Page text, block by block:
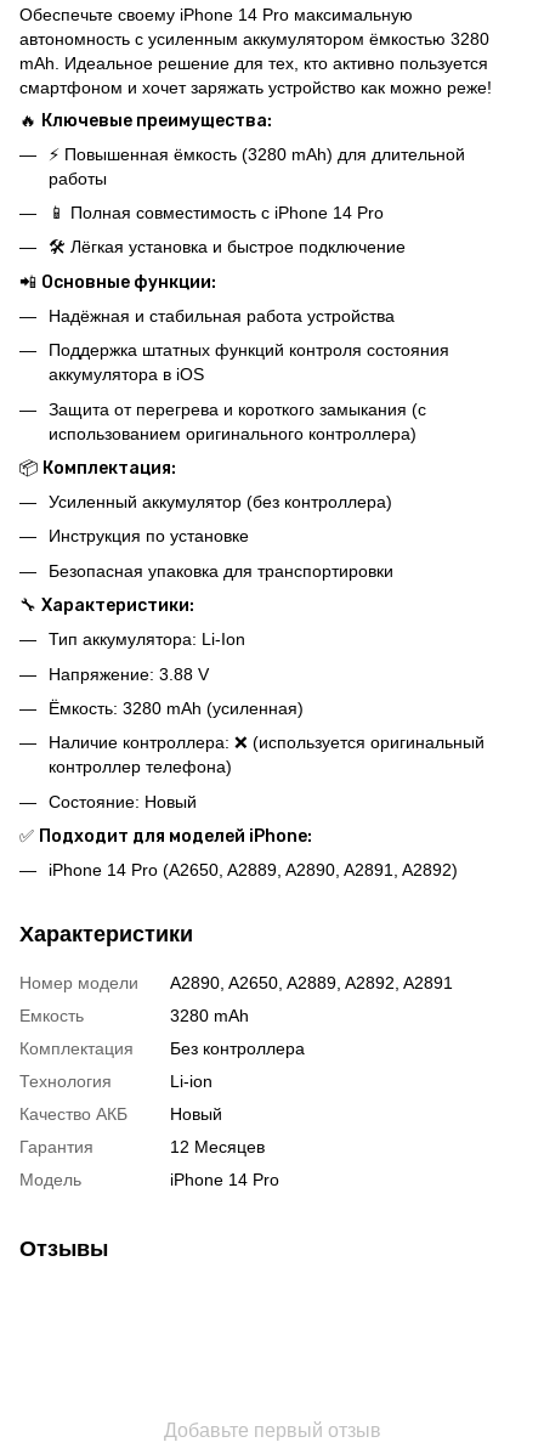
Обеспечьте своему iPhone 14 Pro максимальную
автономность с усиленным аккумулятором ёмкостью 3280
mAh. Идеальное решение для тех, кто активно пользуется
смартфоном и хочет заряжать устройство как можно реже!
🔥 Ключевые преимущества:
⚡️ Повышенная ёмкость (3280 mAh) для длительной
работы
📱 Полная совместимость с iPhone 14 Pro
🛠️ Лёгкая установка и быстрое подключение
📲 Основные функции:
Надёжная и стабильная работа устройства
Поддержка штатных функций контроля состояния
аккумулятора в iOS
Защита от перегрева и короткого замыкания (с
использованием оригинального контроллера)
📦 Комплектация:
Усиленный аккумулятор (без контроллера)
Инструкция по установке
Безопасная упаковка для транспортировки
🔧 Характеристики:
Тип аккумулятора: Li-Ion
Напряжение: 3.88 V
Ёмкость: 3280 mAh (усиленная)
Наличие контроллера: ❌ (используется оригинальный
контроллер телефона)
Состояние: Новый
✅ Подходит для моделей iPhone:
iPhone 14 Pro (A2650, A2889, A2890, A2891, A2892)
Характеристики
Номер модели
A2890, A2650, A2889, A2892, A2891
Емкость
3280 mAh
Комплектация
Без контроллера
Технология
Li-ion
Качество АКБ
Новый
Гарантия
12 Месяцев
Модель
iPhone 14 Pro
Отзывы
Добавьте первый отзыв